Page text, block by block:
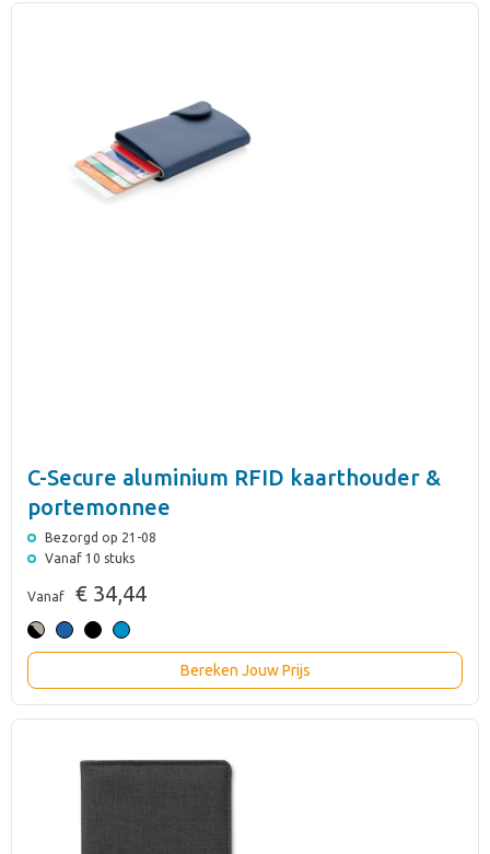
C-Secure aluminium RFID kaarthouder &
portemonnee
Bezorgd op 21-08
Vanaf 10 stuks
Vanaf € 34,44
Bereken Jouw Prijs